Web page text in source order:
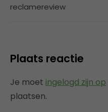
reclamereview
Plaats reactie
Je moet ingelogd zijn op
plaatsen.